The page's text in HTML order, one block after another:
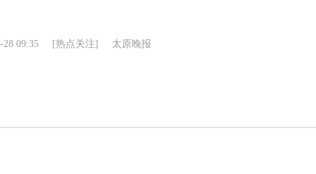
28 09:35 [热点关注] 太原晚报